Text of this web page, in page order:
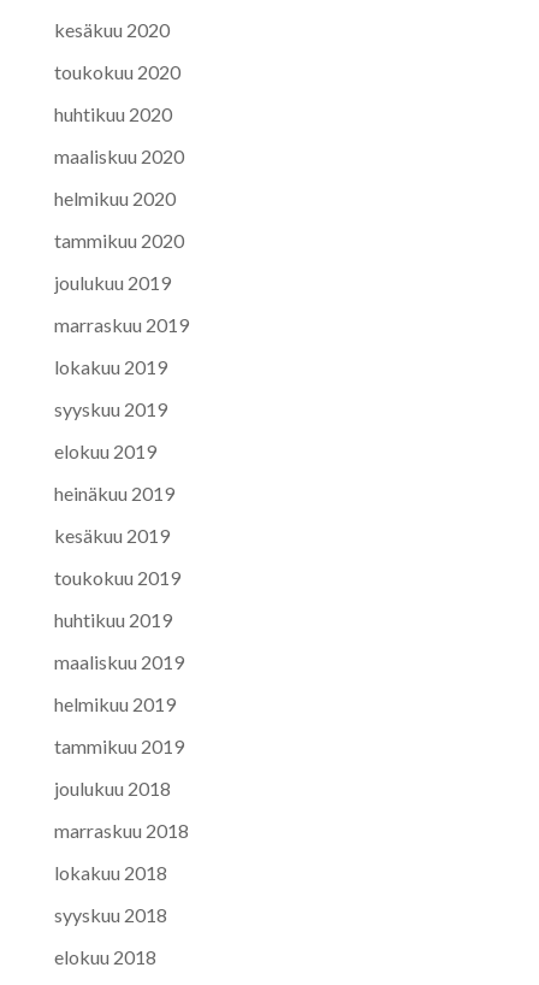
kesäkuu 2020
toukokuu 2020
huhtikuu 2020
maaliskuu 2020
helmikuu 2020
tammikuu 2020
joulukuu 2019
marraskuu 2019
lokakuu 2019
syyskuu 2019
elokuu 2019
heinäkuu 2019
kesäkuu 2019
toukokuu 2019
huhtikuu 2019
maaliskuu 2019
helmikuu 2019
tammikuu 2019
joulukuu 2018
marraskuu 2018
lokakuu 2018
syyskuu 2018
elokuu 2018